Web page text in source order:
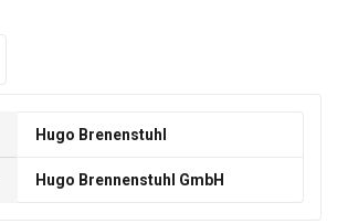
Hugo Brenenstuhl
Hugo Brennenstuhl GmbH